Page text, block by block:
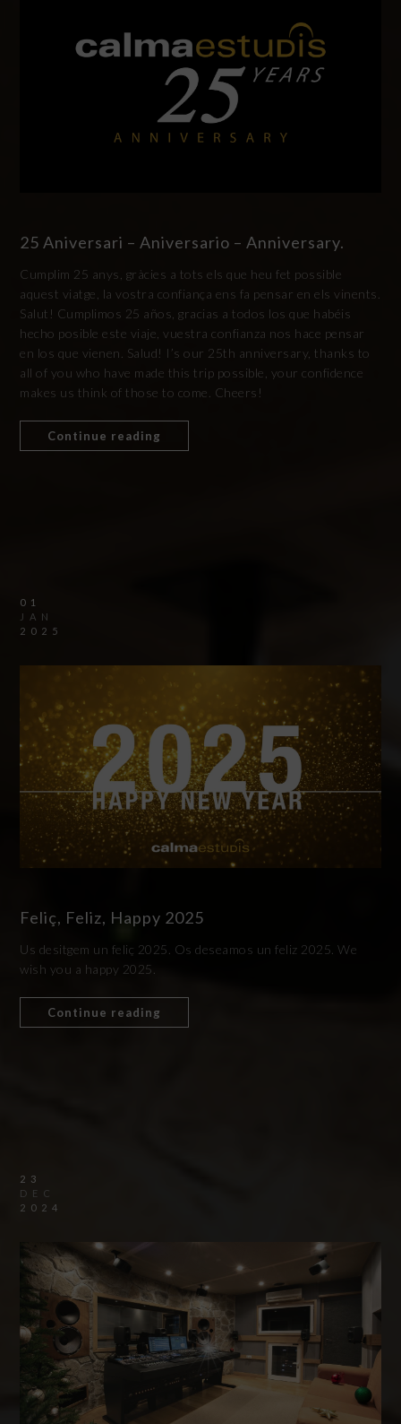
25 Aniversari – Aniversario – Anniversary.
Cumplim 25 anys, gràcies a tots els que heu fet possible
aquest viatge, la vostra confiança ens fa pensar en els vinents.
Salut! Cumplimos 25 años, gracias a todos los que habéis
hecho posible este viaje, vuestra confianza nos hace pensar
en los que vienen. Salud! I’s our 25th anniversary, thanks to
all of you who have made this trip possible, your confidence
makes us think of those to come. Cheers!
Continue reading
01
JAN
2025
Feliç, Feliz, Happy 2025
Us desitgem un feliç 2025. Os deseamos un feliz 2025. We
wish you a happy 2025.
Continue reading
23
DEC
2024